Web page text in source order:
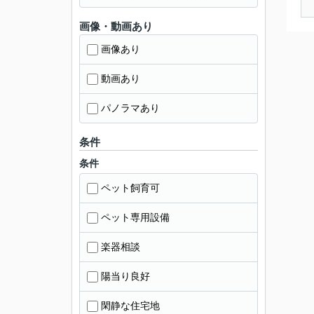
画像・動画あり
画像あり
動画あり
パノラマあり
条件
条件
ペット飼育可
ペット専用設備
楽器相談
陽当り良好
閑静な住宅地